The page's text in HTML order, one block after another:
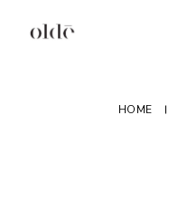
HOME